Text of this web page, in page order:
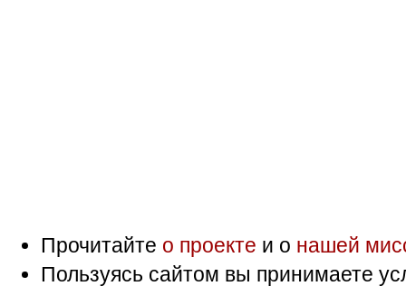
Прочитайте о проекте и о нашей
Пользуясь сайтом вы принимаете